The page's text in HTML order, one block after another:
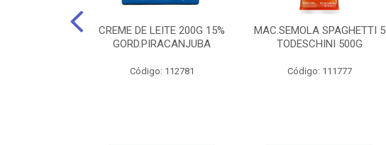
CREME DE LEITE 200G 15%
GORD.PIRACANJUBA
Código: 112781
MAC.SEMOLA SPAGHETTI 5
TODESCHINI 500G
Código: 111777